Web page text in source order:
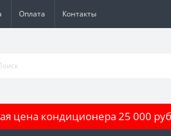
Оплата Контакты
цена кондиционера 25 000